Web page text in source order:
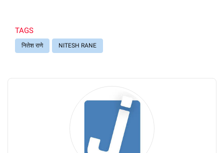
TAGS
नितेश राणे NITESH RANE